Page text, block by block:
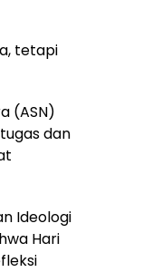
tetapi
(ASN)
dan
Ideologi
Hari